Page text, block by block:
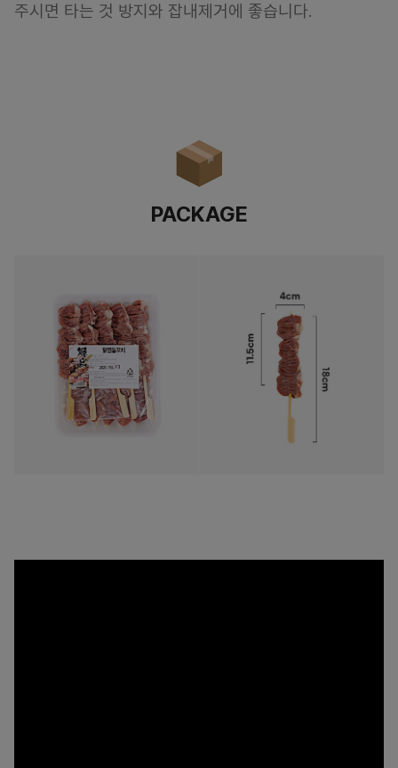
주시면 타는 것 방지와 잡내제거에 좋습니다.
PACKAGE